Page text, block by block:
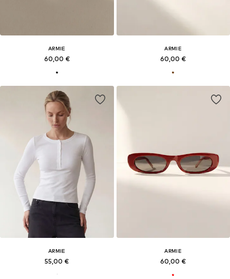
ARMIE
60,00 €
ARMIE
60,00 €
ARMIE
55,00 €
ARMIE
60,00 €